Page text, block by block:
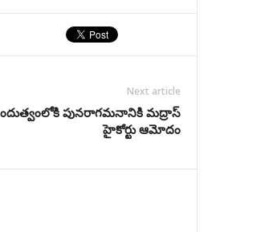
Next article
పునరాగమనానికి మద్రాస్
హైకోర్టు ఆమోదం